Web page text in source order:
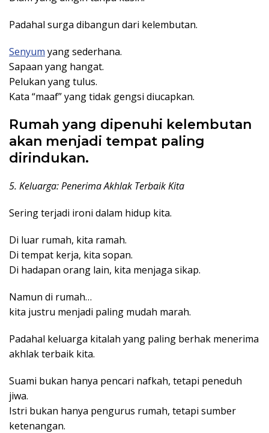
Padahal surga dibangun dari kelembutan.
Senyum yang sederhana.
Sapaan yang hangat.
Pelukan yang tulus.
Kata “maaf” yang tidak gengsi diucapkan.
Rumah yang dipenuhi kelembutan
akan menjadi tempat paling
dirindukan.
5. Keluarga: Penerima Akhlak Terbaik Kita
Sering terjadi ironi dalam hidup kita.
Di luar rumah, kita ramah.
Di tempat kerja, kita sopan.
Di hadapan orang lain, kita menjaga sikap.
Namun di rumah…
kita justru menjadi paling mudah marah.
Padahal keluarga kitalah yang paling berhak menerima
akhlak terbaik kita.
Suami bukan hanya pencari nafkah, tetapi peneduh
jiwa.
Istri bukan hanya pengurus rumah, tetapi sumber
ketenangan.